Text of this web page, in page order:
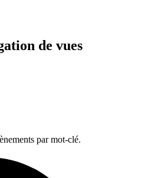
de vues
par mot-clé.